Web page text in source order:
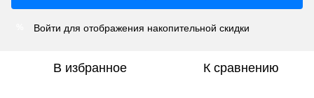
Войти для отображения накопительной скидки
В избранное К сравнению